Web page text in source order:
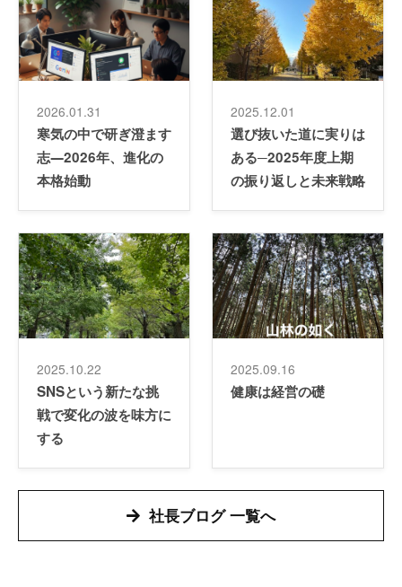
2026.01.31
寒気の中で研ぎ澄ます
志―2026年、進化の
本格始動
2025.12.01
選び抜いた道に実りは
ある─2025年度上期
の振り返しと未来戦略
2025.10.22
SNSという新たな挑
戦で変化の波を味方に
する
2025.09.16
健康は経営の礎
社長ブログ 一覧へ